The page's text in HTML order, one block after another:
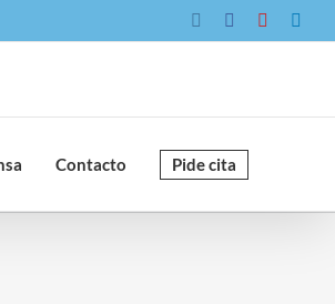
InstagramFacebookYouTube
Contacto Pide cita